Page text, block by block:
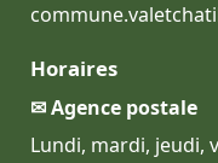
Horaires
✉ Agence postale
Lundi, mardi, jeudi,